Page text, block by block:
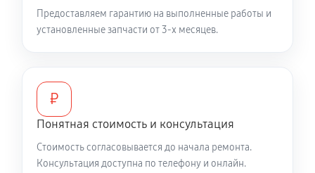
2810 руб
Не запускается тепловизионный прибор
Предоставляем гарантию на выполненные работы и
установленные запчасти от 3-х месяцев.
₽
Понятная стоимость и консультация
Стоимость согласовывается до начала ремонта.
Консультация доступна по телефону и онлайн.